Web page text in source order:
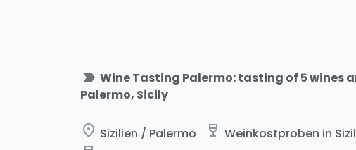
label_important Wine Tasting Palermo: tasting of 5 wines
Palermo, Sicily
place Sizilien / Palermo wine_bar Weinkostproben in